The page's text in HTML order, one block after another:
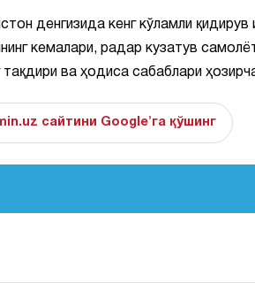
денгизида кенг кўламли
кемалари, радар кузатув
ва ҳодиса сабаблари
сайтини Google'га қўшинг